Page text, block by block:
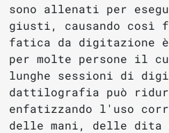
sono allenati per
giusti, causando così
fatica da digitazione è
per molte persone il
lunghe sessioni di
dattilografia può
enfatizzando l'uso
delle mani, delle dita